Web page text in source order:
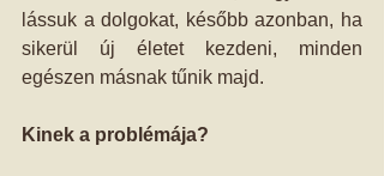
lássuk a dolgokat, később azonban, ha
sikerül új életet kezdeni, minden
egészen másnak tűnik majd.
Kinek a problémája?